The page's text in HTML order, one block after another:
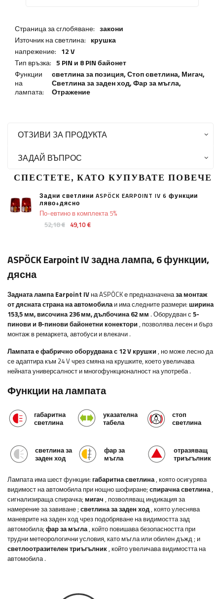
Страница за сглобяване: закони
Източник на светлина: крушка
напрежение: 12 V
Тип връзка: 5 PIN и 8 PIN байонет
Функции
на
лампата:
светлина за позиция,Стоп светлина, Мигач,
Светлина за заден ход,Фар за мъгла,
Отражение
ОТЗИВИ ЗА ПРОДУКТА
ЗАДАЙ ВЪПРОС
СПЕСТЕТЕ, КАТО КУПУВАТЕ ПОВЕЧЕ
Задни светлини ASPÖCK EARPOINT IV 6 функции
ляво+дясно
52,18 € 49,10 €
По-евтино в комплекта 5%
ASPÖCK Earpoint IV задна лампа, 6 функции,
дясна
Задната лампа Earpoint IV на ASPÖCK е предназначеназа монтаж
от дясната страна на автомобилаи има следните размери: ширина
153,5 мм, височина 236 мм, дълбочина 62 мм . Оборудван с 5-
пинови и 8-пинови байонетни конектори , позволява лесен и бърз
монтаж в ремаркета, автобуси и влекачи .
Лампата е фабрично оборудвана с 12 V крушки , но може лесно да
се адаптира към 24 V чрез смяна на крушките, което увеличава
нейната универсалност и многофункционалност на употреба.
Функции на лампата
габаритна
светлина
указателна
табела
стоп
светлина
светлина за
заден ход
фар за
мъгла
отразяващ
триъгълник
Лампата има шест функции: габаритна светлина, която осигурява
видимост на автомобила при нощно шофиране; спирачна светлина,
сигнализираща спирачка; мигач , позволяващ индикация за
намерение за завиване; светлина за заден ход, която улеснява
маневрите на заден ход чрез подобряване на видимостта зад
автомобила; фар за мъгла, който повишава безопасността при
трудни метеорологични условия, като мъгла или обилен дъжд; и
светлоотразителен триъгълник, който увеличава видимостта на
автомобила.